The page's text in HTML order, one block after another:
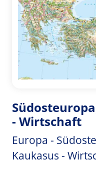
- Wirtschaft
Europa -
Kaukasus -